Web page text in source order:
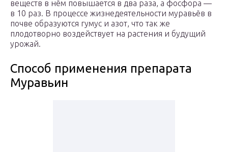
веществ в нём повышается в два раза, а фосфора —
в 10 раз. В процессе жизнедеятельности муравьёв в
почве образуются гумус и азот, что так же
плодотворно воздействует на растения и будущий
урожай.
Способ применения препарата
Муравьин